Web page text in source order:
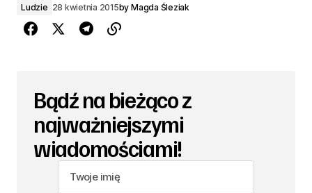
Ludzie 28 kwietnia 2015by Magda Śleziak
Bądź na bieżąco z
najważniejszymi
wiadomościami!